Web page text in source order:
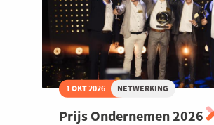
1 OKT 2026 NETWERKING
Prijs Ondernemen 2026